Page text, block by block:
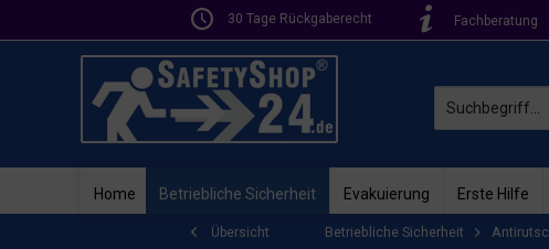
30 Tage Rückgaberecht Fachberatung
Home Betriebliche Sicherheit Evakuierung Erste Hilfe
Übersicht Betriebliche Sicherheit